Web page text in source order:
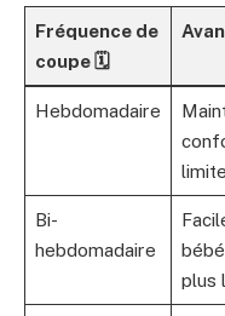
Fréquence de
coupe 🗓️
Hebdomadaire
Bi-
hebdomadaire
plus